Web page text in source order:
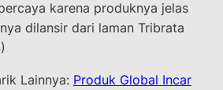
karena produknya jelas
dilansir dari laman Tribrata
Lainnya: Produk Global Incar